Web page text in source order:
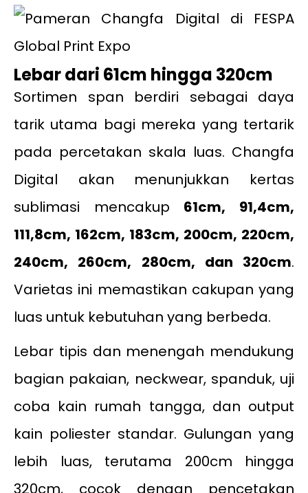
Lebar dari 61cm hingga 320cm
Sortimen span berdiri sebagai daya
tarik utama bagi mereka yang tertarik
pada percetakan skala luas. Changfa
Digital akan menunjukkan kertas
sublimasi mencakup 61cm, 91,4cm,
111,8cm, 162cm, 183cm, 200cm, 220cm,
240cm, 260cm, 280cm, dan 320cm.
Varietas ini memastikan cakupan yang
luas untuk kebutuhan yang berbeda.
Lebar tipis dan menengah mendukung
bagian pakaian, neckwear, spanduk, uji
coba kain rumah tangga, dan output
kain poliester standar. Gulungan yang
lebih luas, terutama 200cm hingga
320cm, cocok dengan pencetakan